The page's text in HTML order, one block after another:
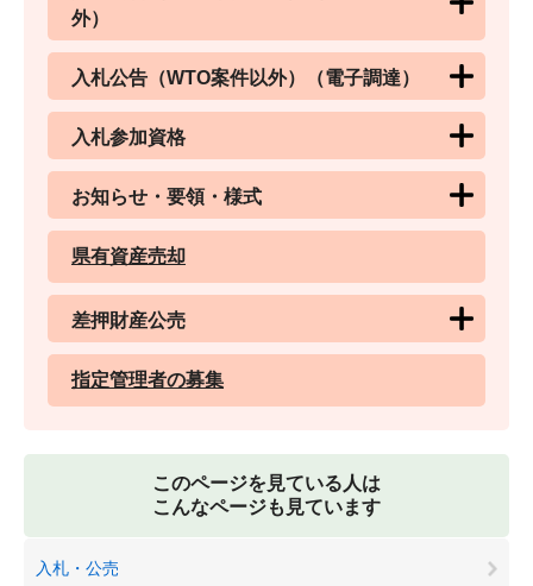
外）
入札公告（WTO案件以外）（電子調達）
入札参加資格
お知らせ・要領・様式
県有資産売却
差押財産公売
指定管理者の募集
このページを見ている人は
こんなページも見ています
入札・公売